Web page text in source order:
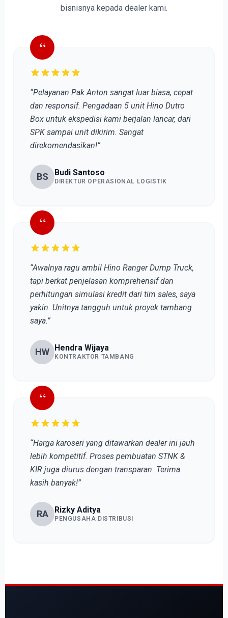
bisnisnya kepada dealer kami.
“
“Pelayanan Pak Anton sangat luar biasa, cepat
dan responsif. Pengadaan 5 unit Hino Dutro
Box untuk ekspedisi kami berjalan lancar, dari
SPK sampai unit dikirim. Sangat
direkomendasikan!”
BS Budi Santoso
DIREKTUR OPERASIONAL LOGISTIK
“
“Awalnya ragu ambil Hino Ranger Dump Truck,
tapi berkat penjelasan komprehensif dan
perhitungan simulasi kredit dari tim sales, saya
yakin. Unitnya tangguh untuk proyek tambang
saya.”
HW Hendra Wijaya
KONTRAKTOR TAMBANG
“
“Harga karoseri yang ditawarkan dealer ini jauh
lebih kompetitif. Proses pembuatan STNK &
KIR juga diurus dengan transparan. Terima
kasih banyak!”
RA Rizky Aditya
PENGUSAHA DISTRIBUSI